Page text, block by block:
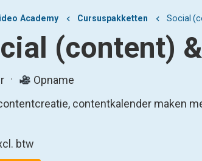
Academy Cursuspakketten Social
(content)
Opname
contentkalender maken
btw